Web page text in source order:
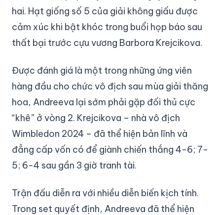
hai. Hạt giống số 5 của giải không giấu được
cảm xúc khi bật khóc trong buổi họp báo sau
thất bại trước cựu vương Barbora Krejcikova.
Được đánh giá là một trong những ứng viên
hàng đầu cho chức vô địch sau mùa giải thăng
hoa, Andreeva lại sớm phải gặp đối thủ cực
“khê” ở vòng 2. Krejcikova – nhà vô địch
Wimbledon 2024 – đã thể hiện bản lĩnh và
đẳng cấp vốn có để giành chiến thắng 4-6; 7-
5; 6-4 sau gần 3 giờ tranh tài.
Trận đấu diễn ra với nhiều diễn biến kịch tính.
Trong set quyết định, Andreeva đã thể hiện